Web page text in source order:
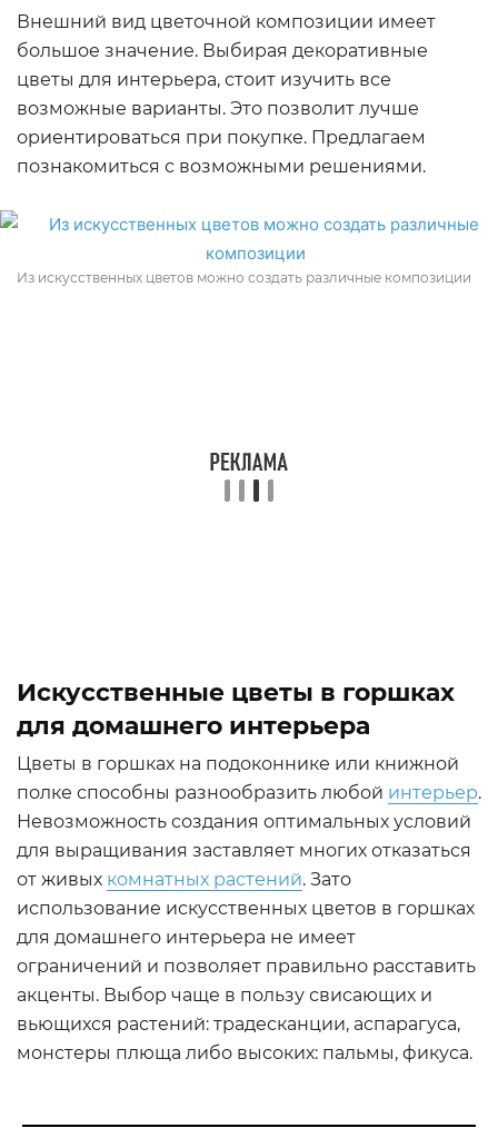
Внешний вид цветочной композиции имеет
большое значение. Выбирая декоративные
цветы для интерьера, стоит изучить все
возможные варианты. Это позволит лучше
ориентироваться при покупке. Предлагаем
познакомиться с возможными решениями.
Из искусственных цветов можно создать различные композиции
Искусственные цветы в горшках
для домашнего интерьера
Цветы в горшках на подоконнике или книжной
полке способны разнообразить любой интерьер.
Невозможность создания оптимальных условий
для выращивания заставляет многих отказаться
от живых комнатных растений. Зато
использование искусственных цветов в горшках
для домашнего интерьера не имеет
ограничений и позволяет правильно расставить
акценты. Выбор чаще в пользу свисающих и
вьющихся растений: традесканции, аспарагуса,
монстеры плюща либо высоких: пальмы, фикуса.